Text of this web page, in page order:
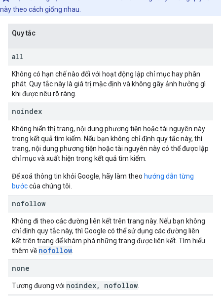
này theo cách giống nhau.
Quy tắc
all
Không có hạn chế nào đối với hoạt động lập chỉ mục hay phân
phát. Quy tắc này là giá trị mặc định và không gây ảnh hưởng gì
khi được nêu rõ ràng.
noindex
Không hiển thị trang, nội dung phương tiện hoặc tài nguyên này
trong kết quả tìm kiếm. Nếu bạn không chỉ định quy tắc này, thì
trang, nội dung phương tiện hoặc tài nguyên này có thể được lập
chỉ mục và xuất hiện trong kết quả tìm kiếm.
Để xoá thông tin khỏi Google, hãy làm theo hướng dẫn từng
bướccủa chúng tôi.
nofollow
Không đi theo các đường liên kết trên trang này. Nếu bạn không
chỉ định quy tắc này, thì Google có thể sử dụng các đường liên
kết trên trang để khám phá những trang được liên kết. Tìm hiểu
thêm về nofollow
none
Tương đương với noindex, nofollow